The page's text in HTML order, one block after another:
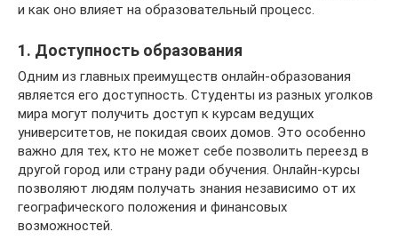
и как оно влияет на образовательный процесс.
1. Доступность образования
Одним из главных преимуществ онлайн-образования
является его доступность. Студенты из разных уголков
мира могут получить доступ к курсам ведущих
университетов, не покидая своих домов. Это особенно
важно для тех, кто не может себе позволить переезд в
другой город или страну ради обучения. Онлайн-курсы
позволяют людям получать знания независимо от их
географического положения и финансовых
возможностей.